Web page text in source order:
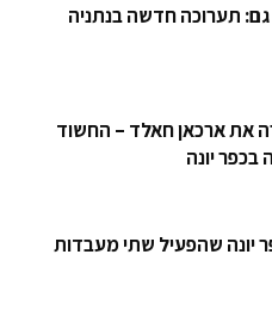
גם: תערוכה חדשה בנתניה
את ארכאן חאלד – החשוד
בכפר יונה
יונה שהפעיל שתי מעבדות